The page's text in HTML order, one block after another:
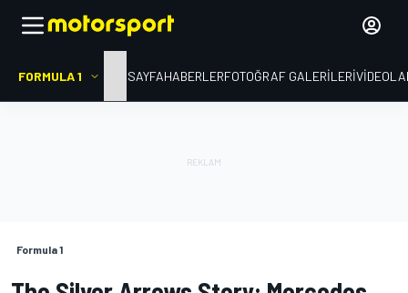
FORMULA 1 ANA SAYFAHABERLERFOTOĞRAF GALERILERI
Formula 1